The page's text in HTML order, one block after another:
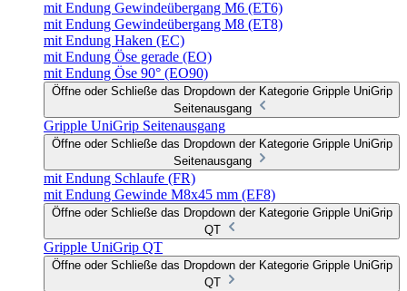
mit Endung Gewindeübergang M6 (ET6)
mit Endung Gewindeübergang M8 (ET8)
mit Endung Haken (EC)
mit Endung Öse gerade (EO)
mit Endung Öse 90° (EO90)
Öffne oder Schließe das Dropdown der Kategorie Gripple UniGrip
Seitenausgang
Gripple UniGrip Seitenausgang
Öffne oder Schließe das Dropdown der Kategorie Gripple UniGrip
Seitenausgang
mit Endung Schlaufe (FR)
mit Endung Gewinde M8x45 mm (EF8)
Öffne oder Schließe das Dropdown der Kategorie Gripple UniGrip
QT
Gripple UniGrip QT
Öffne oder Schließe das Dropdown der Kategorie Gripple UniGrip
QT